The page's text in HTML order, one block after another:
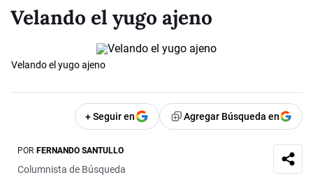
Velando el yugo ajeno
Velando el yugo ajeno
+ Seguir en Agregar Búsqueda en
POR FERNANDO SANTULLO
Columnista de Búsqueda